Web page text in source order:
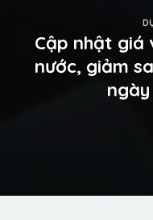
Cập nhật
nước, giảm